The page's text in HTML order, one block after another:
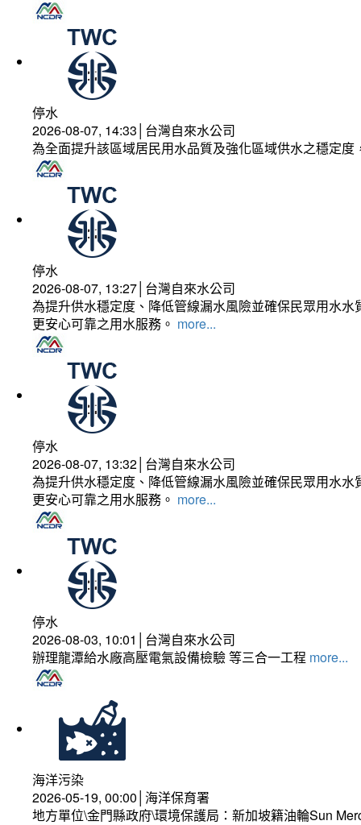
停水
2026-08-07, 14:33│台灣自來水公司
為全面提升該區域居民用水品質及強化區域供水之穩定
停水
2026-08-07, 13:27│台灣自來水公司
為提升供水穩定度、降低管線漏水風險並確保民眾用水
更安心可靠之用水服務。 more...
停水
2026-08-07, 13:32│台灣自來水公司
為提升供水穩定度、降低管線漏水風險並確保民眾用水
更安心可靠之用水服務。 more...
停水
2026-08-03, 10:01│台灣自來水公司
辦理龍潭給水廠高壓電氣設備檢驗 等三合一工程 more...
海洋污染
2026-05-19, 00:00│海洋保育署
地方單位\金門縣政府\環境保護局：新加坡籍油輪Sun